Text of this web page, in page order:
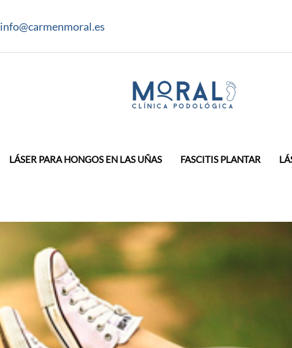
info@carmenmoral.es
LÁSER PARA HONGOS EN LAS UÑAS FASCITIS PLANTAR